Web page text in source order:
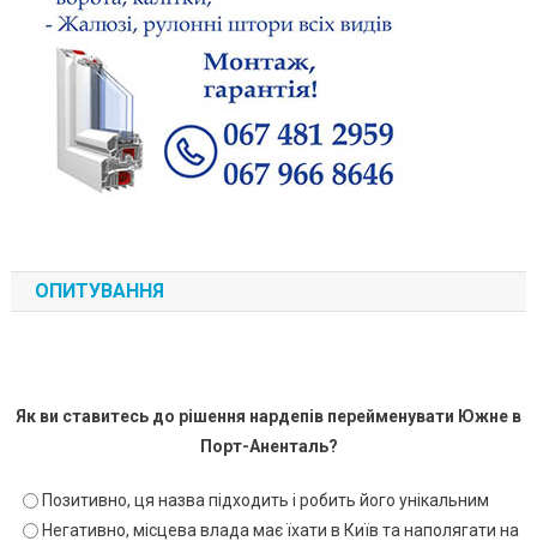
ОПИТУВАННЯ
Як ви ставитесь до рішення нардепів перейменувати Южне в
Порт-Аненталь?
Позитивно, ця назва підходить і робить його унікальним
Негативно, місцева влада має їхати в Київ та наполягати на